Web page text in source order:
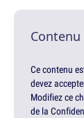
Ce contenu
devez
Modifiez ce
de la